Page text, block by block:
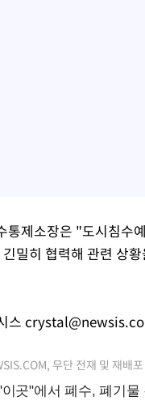
통제소장은 "도시침수
밀히 협력해 관련 상
스
무단 전재 및 재배포